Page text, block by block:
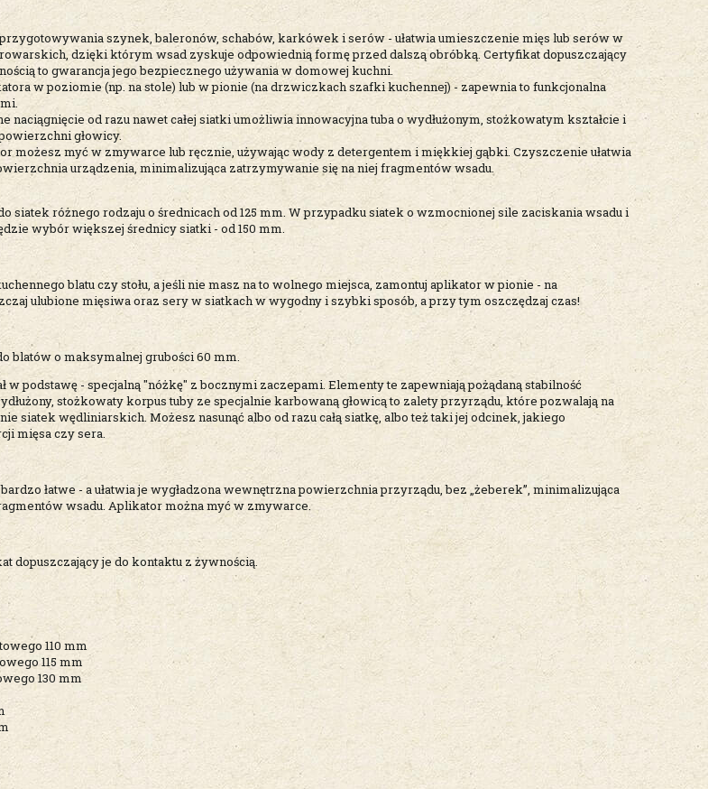
szynek, baleronów, schabów, karkówek i serów - ułatwia umieszczenie mięs lub serów w
dzięki którym wsad zyskuje odpowiednią formę przed dalszą obróbką. Certyfikat dopuszczający
to gwarancja jego bezpiecznego używania w domowej kuchni.
w poziomie (np. na stole) lub w pionie (na drzwiczkach szafki kuchennej) - zapewnia to funkcjonalna
naciągnięcie od razu nawet całej siatki umożliwia innowacyjna tuba o wydłużonym, stożkowatym kształcie i
głowicy.
możesz myć w zmywarce lub ręcznie, używając wody z detergentem i miękkiej gąbki. Czyszczenie ułatwia
urządzenia, minimalizująca zatrzymywanie się na niej fragmentów wsadu.
siatek różnego rodzaju o średnicach od 125 mm. W przypadku siatek o wzmocnionej sile zaciskania wsadu i
wybór większej średnicy siatki - od 150 mm.
blatu czy stołu, a jeśli nie masz na to wolnego miejsca, zamontuj aplikator w pionie - na
ulubione mięsiwa oraz sery w siatkach w wygodny i szybki sposób, a przy tym oszczędzaj czas!
blatów o maksymalnej grubości 60 mm.
w podstawę - specjalną "nóżkę" z bocznymi zaczepami. Elementy te zapewniają pożądaną stabilność
stożkowaty korpus tuby ze specjalnie karbowaną głowicą to zalety przyrządu, które pozwalają na
siatek wędliniarskich. Możesz nasunąć albo od razu całą siatkę, albo też taki jej odcinek, jakiego
mięsa czy sera.
łatwe - a ułatwia je wygładzona wewnętrzna powierzchnia przyrządu, bez „żeberek”, minimalizująca
wsadu. Aplikator można myć w zmywarce.
dopuszczający je do kontaktu z żywnością.
110 mm
115 mm
130 mm